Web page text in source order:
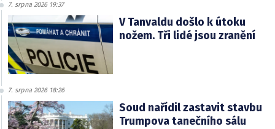
7. srpna 2026 19:37
V Tanvaldu došlo k útoku
nožem. Tři lidé jsou zranění
7. srpna 2026 18:26
Soud nařídil zastavit stavbu
Trumpova tanečního sálu